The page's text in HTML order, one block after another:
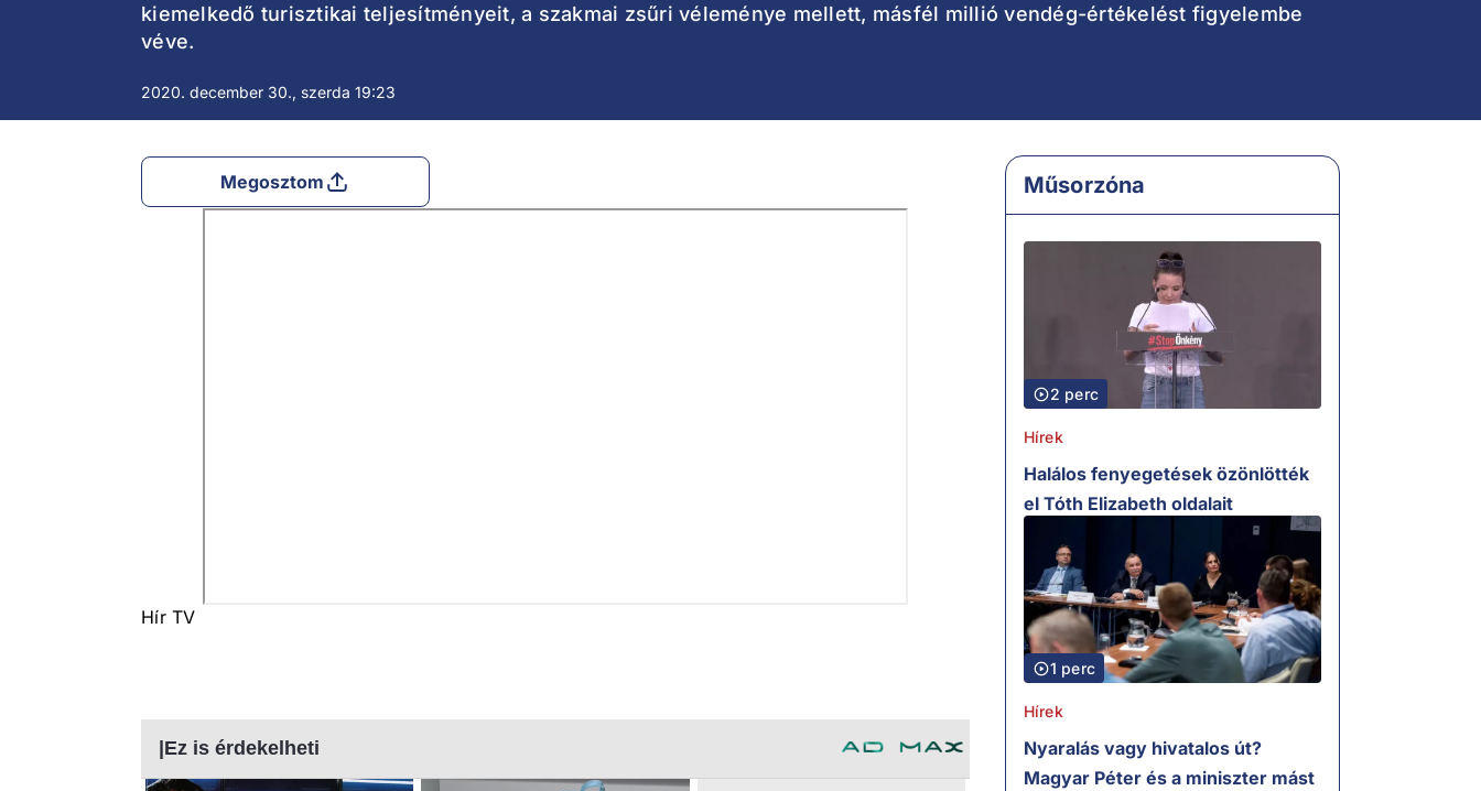
kiemelkedő turisztikai teljesítményeit, a szakmai zsűri véleménye mellett, másfél millió vendég-értékelést figyelembe
véve.
2020. december 30., szerda 19:23
Megosztom
Hír TV
Műsorzóna
2 perc
Hírek
Halálos fenyegetések özönlötték
el Tóth Elizabeth oldalait
1 perc
Hírek
Nyaralás vagy hivatalos út?
Magyar Péter és a miniszter mást